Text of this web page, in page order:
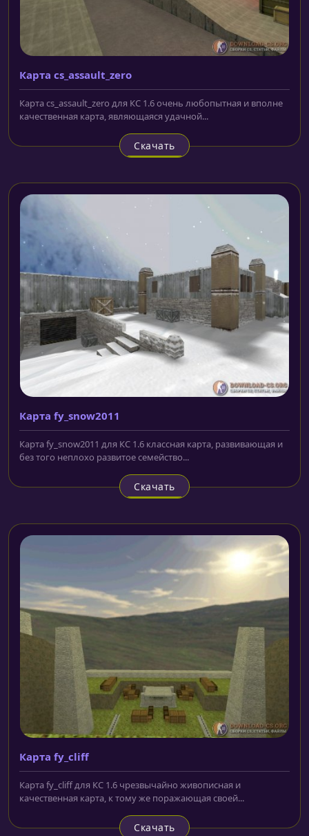
Карта cs_assault_zero
Карта cs_assault_zero для КС 1.6 очень любопытная и вполне
качественная карта, являющаяся удачной...
Скачать
Карта fy_snow2011
Карта fy_snow2011 для КС 1.6 классная карта, развивающая и
без того неплохо развитое семейство...
Скачать
Карта fy_cliff
Карта fy_cliff для КС 1.6 чрезвычайно живописная и
качественная карта, к тому же поражающая своей...
Скачать